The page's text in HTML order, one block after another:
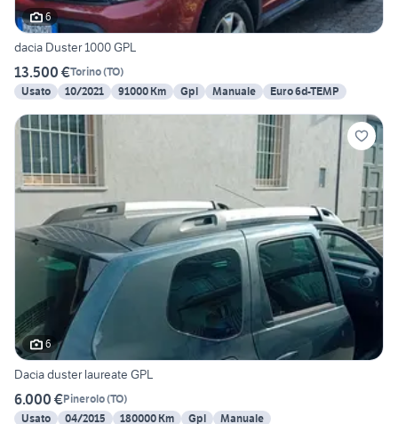
6
dacia Duster 1000 GPL
13.500 €Torino(TO)
Usato
10/2021 91000 Km Gpl Manuale Euro 6d-TEMP
6
Dacia duster laureate GPL
6.000 €Pinerolo(TO)
Usato
04/2015 180000 Km Gpl Manuale